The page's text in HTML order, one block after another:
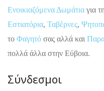
Ενοικιαζόμενα Δωμάτια για
Εστιατόρια, Ταβέρνες,
το Φαγητό σας αλλά και
πολλά άλλα στην Εύβοια.
Σύνδεσμοι